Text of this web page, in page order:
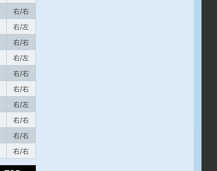
右/右
右/左
右/右
右/左
右/右
右/右
右/左
右/右
右/右
右/右